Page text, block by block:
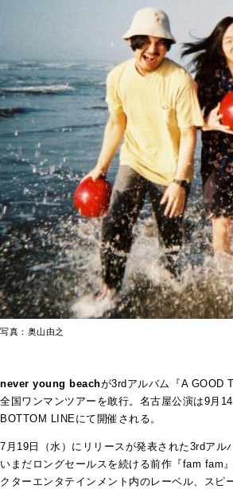
写真：奥山由之
never young beachが3rdアルバム『A GOOD
全国ワンマンツアーを敢行。名古屋公演は9月
BOTTOM LINEにて開催される。
7月19日（水）にリリースが発表された3rdアル
いまだロングセールスを続ける前作『fam fam
クターエンタテインメント内のレーベル、スピ